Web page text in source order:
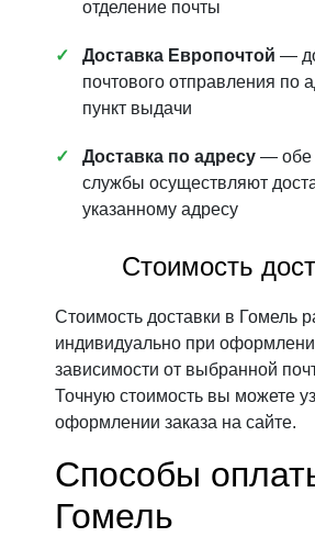
отделение почты
Доставка Европочтой —
почтового отправления по
пункт выдачи
Доставка по адресу — обе
службы осуществляют
указанному адресу
Стоимость
Стоимость доставки в Гомель
индивидуально при
зависимости от выбранной
Точную стоимость вы можете
оформлении заказа на сайте.
Способы
Гомель